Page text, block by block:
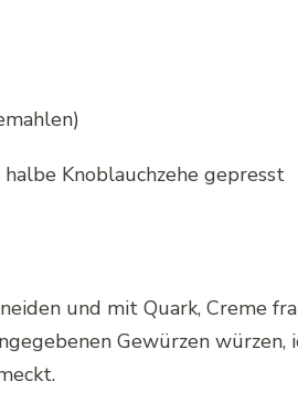
Knoblauchzehe gepresst
und mit Quark, Creme
Gewürzen